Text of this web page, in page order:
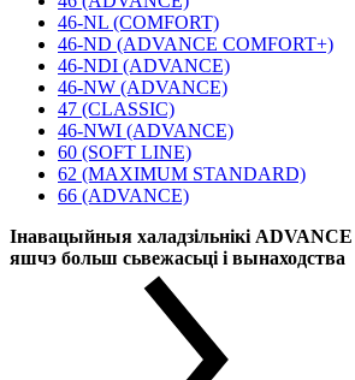
46-NL (COMFORT)
46-ND (ADVANCE COMFORT+)
46-NDI (ADVANCE)
46-NW (ADVANCE)
47 (CLASSIC)
46-NWI (ADVANCE)
60 (SOFT LINE)
62 (MAXIMUM STANDARD)
66 (ADVANCE)
Інавацыйныя халадзільнікі
яшчэ больш сьвежасьці і вынаходства